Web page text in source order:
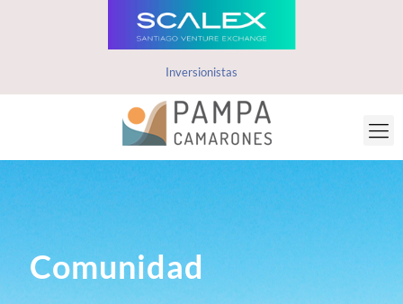
Inversionistas
Comunidad